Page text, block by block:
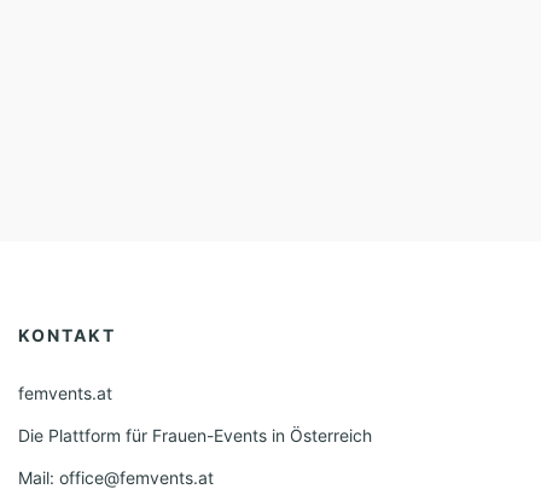
KONTAKT
femvents.at
Die Plattform für Frauen-Events in Österreich
Mail: office@femvents.at